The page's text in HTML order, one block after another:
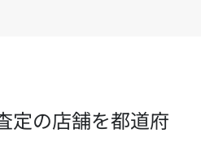
定の店舗を都道府